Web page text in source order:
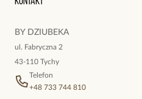
BY DZIUBEKA
ul. Fabryczna 2
43-110 Tychy
Telefon
+48 733 744 810